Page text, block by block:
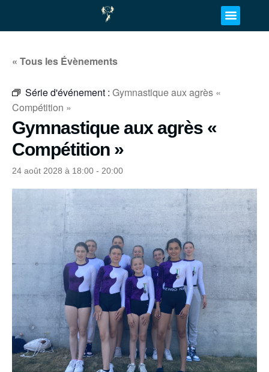
« Tous les Évènements
Série d'événement : Gymnastique aux agrès «
Compétition »
Gymnastique aux agrès «
Compétition »
24 août 2028 à 18:00 - 20:00